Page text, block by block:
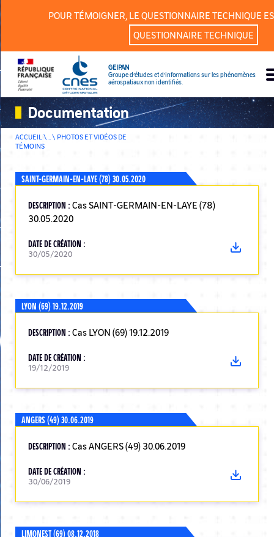
POUR TÉMOIGNER, LE QUESTIONNAIRE TECHNIQUE
QUESTIONNAIRE TECHNIQUE
GEIPAN
Groupe d’études et d’informations sur les phénomènes
aérospatiaux non identifiés.
Documentation
ACCUEIL \ .. \ PHOTOS ET VIDÉOS DE
TÉMOINS
SAINT-GERMAIN-EN-LAYE (78) 30.05.2020
DESCRIPTION : Cas SAINT-GERMAIN-EN-LAYE (78)
30.05.2020
DATE DE CRÉATION :
30/05/2020
LYON (69) 19.12.2019
DESCRIPTION : Cas LYON (69) 19.12.2019
DATE DE CRÉATION :
19/12/2019
ANGERS (49) 30.06.2019
DESCRIPTION : Cas ANGERS (49) 30.06.2019
DATE DE CRÉATION :
30/06/2019
LIMONEST (69) 08.12.2018